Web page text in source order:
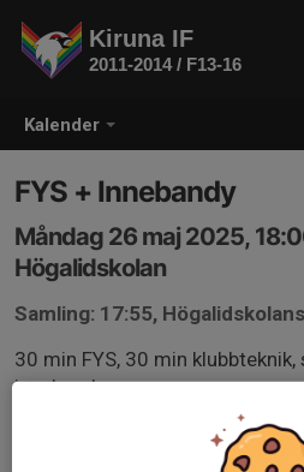
Kalender
Kiruna IF
2011-2014 / F13-16
FYS + Innebandy
Måndag 26 maj 2025,
Högalidskolan
Samling: 17:55,
30 min FYS, 30 min
innebandy.